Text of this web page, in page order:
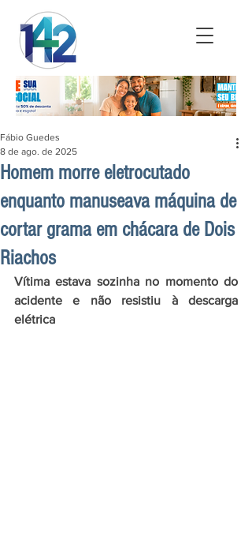
Homem morre eletrocutado
enquanto manuseava máquina de
cortar grama em chácara de Dois
Riachos
Fábio Guedes
8 de ago. de 2025
Vítima estava sozinha no momento do
acidente e não resistiu à descarga
elétrica